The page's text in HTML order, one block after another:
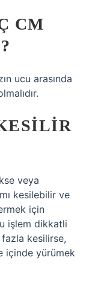
CM
ucu arasında
veya
kesilebilir ve
için
işlem dikkatli
fazla kesilirse,
içinde yürümek